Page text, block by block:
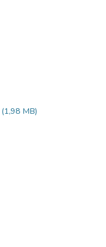
(1,98 MB)